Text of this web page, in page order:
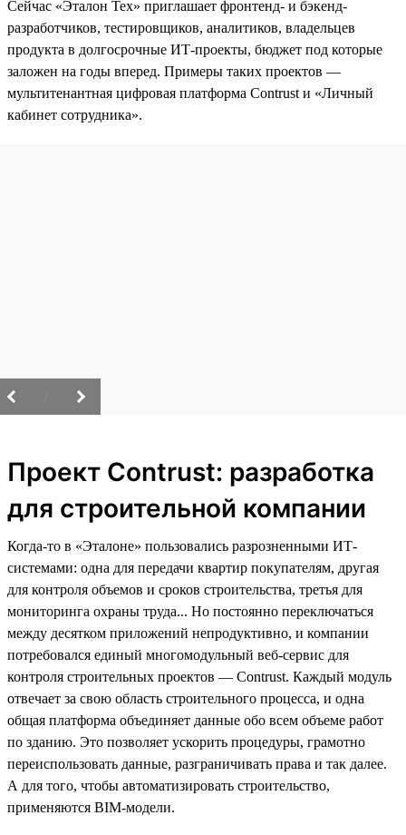
Сейчас «Эталон Тех» приглашает фронтенд- и бэкенд-
разработчиков, тестировщиков, аналитиков, владельцев
продукта в долгосрочные ИТ-проекты, бюджет под которые
заложен на годы вперед. Примеры таких проектов —
мультитенантная цифровая платформа Contrust и «Личный
кабинет сотрудника».
Проект Contrust: разработка
для строительной компании
Когда-то в «Эталоне» пользовались разрозненными ИТ-
системами: одна для передачи квартир покупателям, другая
для контроля объемов и сроков строительства, третья для
мониторинга охраны труда... Но постоянно переключаться
между десятком приложений непродуктивно, и компании
потребовался единый многомодульный веб-сервис для
контроля строительных проектов — Contrust. Каждый модуль
отвечает за свою область строительного процесса, и одна
общая платформа объединяет данные обо всем объеме работ
по зданию. Это позволяет ускорить процедуры, грамотно
переиспользовать данные, разграничивать права и так далее.
А для того, чтобы автоматизировать строительство,
применяются BIM-модели.